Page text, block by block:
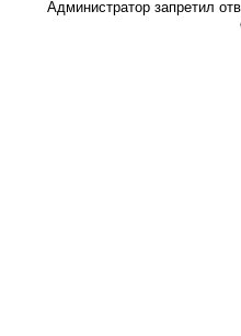
Администратор запретил